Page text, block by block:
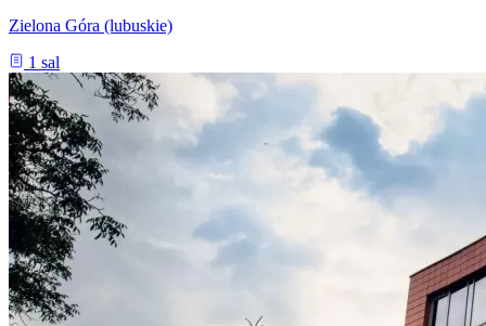
Zielona Góra (lubuskie)
1 sal